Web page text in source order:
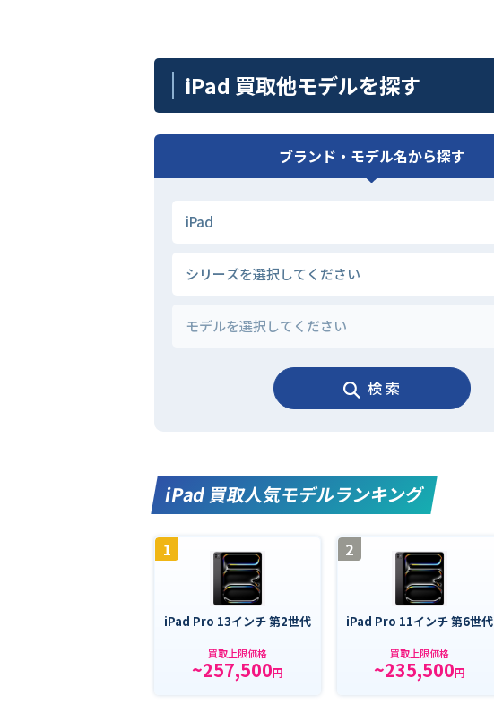
iPad 買取他モデルを探す
ブランド・モデル名から探す
検 索
iPad 買取人気モデルランキング
1
iPad Pro 13インチ 第2世代
買取上限価格
~257,500円
2
iPad Pro 11インチ 第6世代
買取上限価格
~235,500円